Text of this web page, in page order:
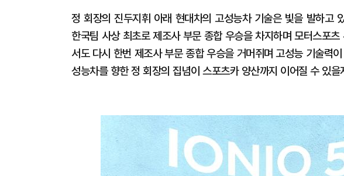
정 회장의 진두지휘 아래 현대차의 고성능차 기술은 빛을 발하
한국팀 사상 최초로 제조사 부문 종합 우승을 차지하며 모터스포
서도 다시 한번 제조사 부문 종합 우승을 거머쥐며 고성능 기술력
성능차를 향한 정 회장의 집념이 스포츠카 양산까지 이어질 수 있을